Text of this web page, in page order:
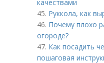
качествами
45. Руккола, как
46. Почему плохо
огороде?
47. Как посадить
пошаговая